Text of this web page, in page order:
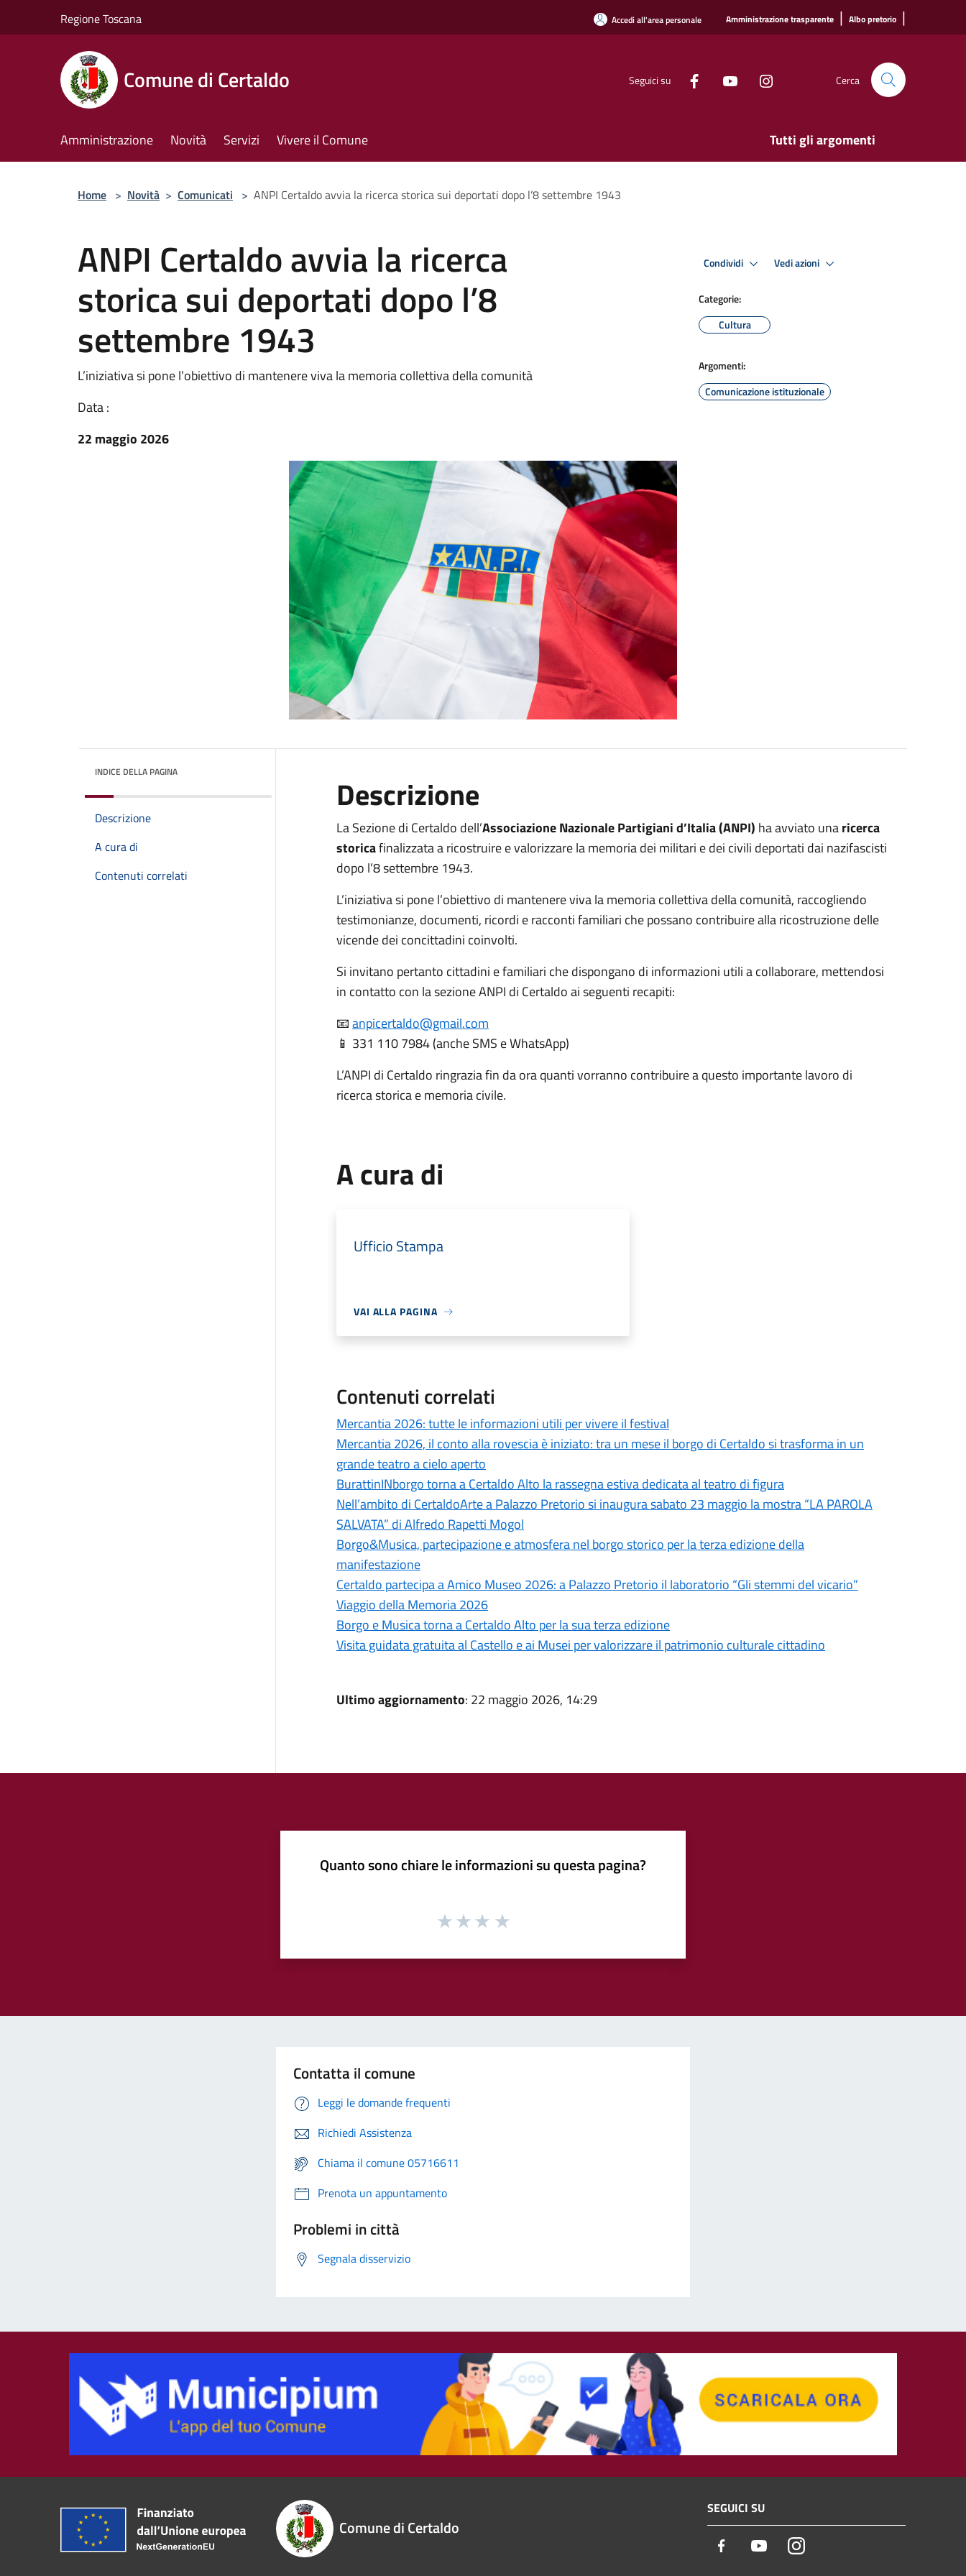
Regione Toscana Accedi all'area personale Amministrazione trasparente | Albo pretorio |
Comune di Certaldo Seguici su Cerca
Amministrazione Novità Servizi Vivere il Comune Tutti gli argomenti
Home > Novità > Comunicati > ANPI Certaldo avvia la ricerca storica sui deportati dopo l’8 settembre 1943
ANPI Certaldo avvia la ricerca
storica sui deportati dopo l’8
settembre 1943
L’iniziativa si pone l’obiettivo di mantenere viva la memoria collettiva della comunità
Data :
22 maggio 2026
Condividi Vedi azioni
Categorie:
Cultura
Argomenti:
Comunicazione istituzionale
INDICE DELLA PAGINA
Descrizione
A cura di
Contenuti correlati
Descrizione
La Sezione di Certaldo dell’Associazione Nazionale Partigiani d’Italia (ANPI) ha avviato unaricerca
storicafinalizzata a ricostruire e valorizzare la memoria dei militari e dei civili deportati dai nazifascisti
dopo l’8 settembre 1943.
L’iniziativa si pone l’obiettivo di mantenere viva la memoria collettiva della comunità, raccogliendo
testimonianze, documenti, ricordi e racconti familiari che possano contribuire alla ricostruzione delle
vicende dei concittadini coinvolti.
Si invitano pertanto cittadini e familiari che dispongano di informazioni utili a collaborare, mettendosi
in contatto con la sezione ANPI di Certaldo ai seguenti recapiti:
📧anpicertaldo@gmail.com
📱 331 110 7984 (anche SMS e WhatsApp)
L’ANPI di Certaldo ringrazia fin da ora quanti vorranno contribuire a questo importante lavoro di
ricerca storica e memoria civile.
A cura di
Ufficio Stampa
VAI ALLA PAGINA
Contenuti correlati
Mercantia 2026: tutte le informazioni utili per vivere il festival
Mercantia 2026, il conto alla rovescia è iniziato: tra un mese il borgo di Certaldo si trasforma in un
grande teatro a cielo aperto
BurattinINborgo torna a Certaldo Alto la rassegna estiva dedicata al teatro di figura
Nell’ambito di CertaldoArte a Palazzo Pretorio si inaugura sabato 23 maggio la mostra “LA PAROLA
SALVATA” di Alfredo Rapetti Mogol
Borgo&Musica, partecipazione e atmosfera nel borgo storico per la terza edizione della
manifestazione
Certaldo partecipa a Amico Museo 2026: a Palazzo Pretorio il laboratorio “Gli stemmi del vicario”
Viaggio della Memoria 2026
Borgo e Musica torna a Certaldo Alto per la sua terza edizione
Visita guidata gratuita al Castello e ai Musei per valorizzare il patrimonio culturale cittadino
Ultimo aggiornamento: 22 maggio 2026, 14:29
Quanto sono chiare le informazioni su questa pagina?
Contatta il comune
Leggi le domande frequenti
Richiedi Assistenza
Chiama il comune 05716611
Prenota un appuntamento
Problemi in città
Segnala disservizio
Comune di Certaldo
SEGUICI SU
Facebook YoutubeInstagram